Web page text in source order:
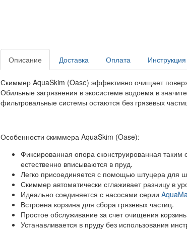
Описание Доставка Оплата Инструкция
Скиммер AquaSkim (Oase) эффективно очищает
Обильные загрязнения в экосистеме водоема в
фильтровальные системы остаются без грязевых
Особенности cкиммера AquaSkim (Oase):
Фиксированная опора сконструированная
естественно вписываются в пруд.
Легко присоединяется с помощью штуцера для
Скиммер автоматически сглаживает разницу в
Идеально соединяется с насосами серии
Встроена корзина для сбора грязевых частиц.
Простое обслуживание за счет очищения
Устанавливается в пруду без использования